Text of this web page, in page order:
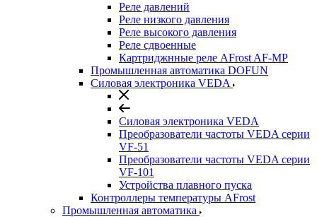
Реле давлений
Реле низкого давления
Реле высокого давления
Реле сдвоенные
Картриджнные реле AFrost AF-MP
Промышленная автоматика DOFUN
Силовая электроника VEDA
Силовая электроника VEDA
Преобразователи частоты VEDA серии
VF-51
Преобразователи частоты VEDA серии
VF-101
Устройства плавного пуска
Контроллеры температуры AFrost
Промышленная автоматика